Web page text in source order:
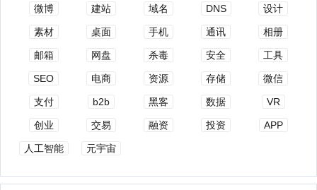
微博 建站 域名 DNS 设计
素材 桌面 手机 通讯 相册
邮箱 网盘 杀毒 安全 工具
SEO 电商 资源 存储 微信
支付 b2b 黑客 数据 VR
创业 交易 融资 投资 APP
人工智能 元宇宙